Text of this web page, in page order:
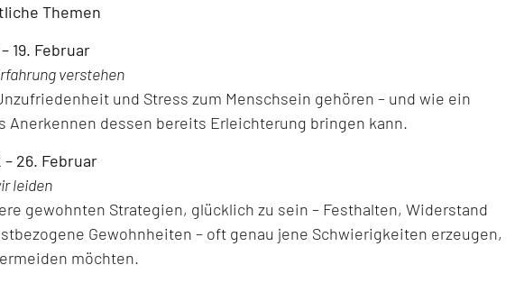
Themen
19. Februar
verstehen
und Stress zum Menschsein gehören – und wie ein
Anerkennen dessen bereits Erleichterung bringen kann.
– 26. Februar
leiden
gewohnten Strategien, glücklich zu sein – Festhalten, Widerstand
Gewohnheiten – oft genau jene Schwierigkeiten erzeugen,
möchten.